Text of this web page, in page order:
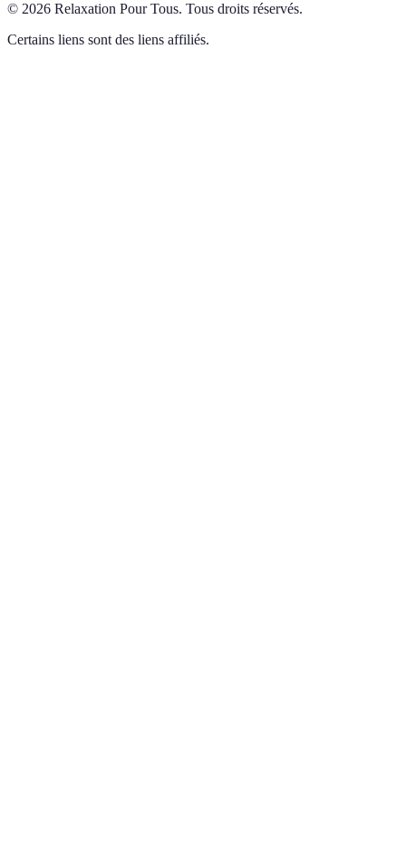
© 2026 Relaxation Pour Tous. Tous droits réservés.
Certains liens sont des liens affiliés.